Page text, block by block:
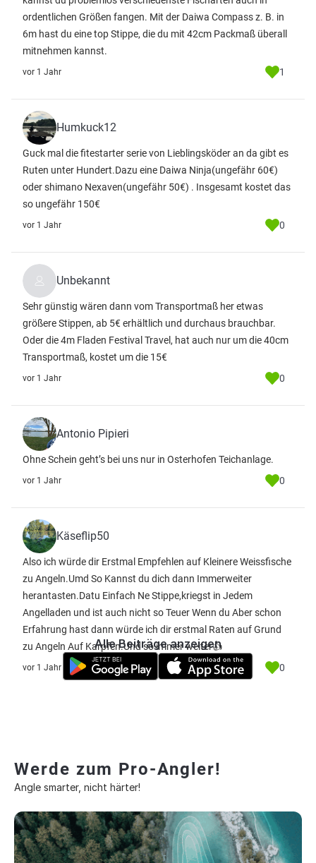
ordentlichen Größen fangen. Mit der Daiwa Compass z. B. in
6m hast du eine top Stippe, die du mit 42cm Packmaß überall
mitnehmen kannst.
vor 1 Jahr 1
Humkuck12
Guck mal die fitestarter serie von Lieblingsköder an da gibt es
Ruten unter Hundert.Dazu eine Daiwa Ninja(ungefähr 60€)
oder shimano Nexaven(ungefähr 50€) . Insgesamt kostet das
so ungefähr 150€
vor 1 Jahr 0
Unbekannt
Sehr günstig wären dann vom Transportmaß her etwas
größere Stippen, ab 5€ erhältlich und durchaus brauchbar.
Oder die 4m Fladen Festival Travel, hat auch nur um die 40cm
Transportmaß, kostet um die 15€
vor 1 Jahr 0
Antonio Pipieri
Ohne Schein geht’s bei uns nur in Osterhofen Teichanlage.
vor 1 Jahr 0
Käseflip50
Also ich würde dir Erstmal Empfehlen auf Kleinere Weissfische
zu Angeln.Umd So Kannst du dich dann Immerweiter
herantasten.Datu Einfach Ne Stippe,kriegst in Jedem
Angelladen und ist auch nicht so Teuer Wenn du Aber schon
Erfahrung hast dann würde ich dir erstmal Raten auf Grund
zu Angeln Auf Karpfen.Und so immer weiter👍
vor 1 Jahr 0
Alle Beiträge anzeigen
Werde zum Pro-Angler!
Angle smarter, nicht härter!